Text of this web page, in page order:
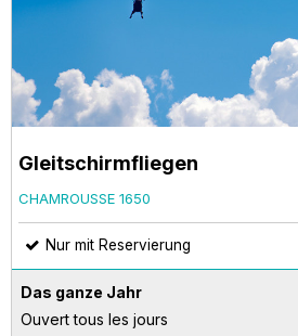
Gleitschirmfliegen
CHAMROUSSE 1650
Nur mit Reservierung
Das ganze Jahr
Ouvert tous les jours